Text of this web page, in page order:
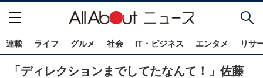
連載 ライフ グルメ 社会 IT・ビジネス エンタメ リサ
「ディレクションまでしてたなんて！」佐藤